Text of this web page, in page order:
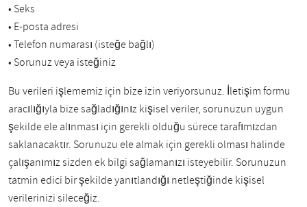
• Seks
• E-posta adresi
• Telefon numarası (isteğe bağlı)
• Sorunuz veya isteğiniz
Bu verileri işlememiz için bize izin veriyorsunuz. İletişim formu
aracılığıyla bize sağladığınız kişisel veriler, sorunuzun uygun
şekilde ele alınması için gerekli olduğu sürece tarafımızdan
saklanacaktır. Sorunuzu ele almak için gerekli olması halinde
çalışanımız sizden ek bilgi sağlamanızı isteyebilir. Sorunuzun
tatmin edici bir şekilde yanıtlandığı netleştiğinde kişisel
verilerinizi sileceğiz.